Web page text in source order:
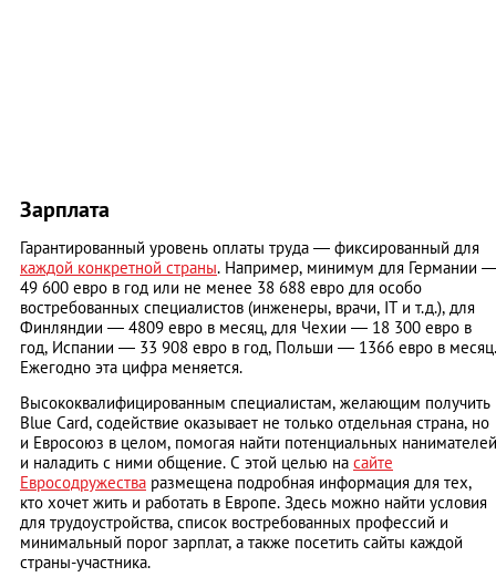
Зарплата
Гарантированный уровень оплаты труда — фиксированный для
каждой конкретной страны. Например, минимум для Германии
49 600 евро в год или не менее 38 688 евро для особо
востребованных специалистов (инженеры, врачи, IT и т.д.), для
Финляндии — 4809 евро в месяц, для Чехии — 18 300 евро в
год, Испании — 33 908 евро в год, Польши — 1366 евро в месяц.
Ежегодно эта цифра меняется.
Высококвалифицированным специалистам, желающим получить
Blue Card, содействие оказывает не только отдельная страна, но
и Евросоюз в целом, помогая найти потенциальных нанимателей
и наладить с ними общение. С этой целью на сайте
Евросодружества размещена подробная информация для тех,
кто хочет жить и работать в Европе. Здесь можно найти условия
для трудоустройства, список востребованных профессий и
минимальный порог зарплат, а также посетить сайты каждой
страны-участника.